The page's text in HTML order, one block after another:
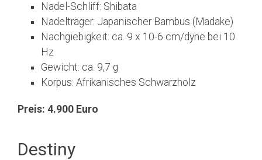
Nadel-Schliff: Shibata
Nadelträger: Japanischer Bambus (Madake)
Nachgiebigkeit: ca. 9 x 10-6 cm/dyne bei 10
Hz
Gewicht: ca. 9,7 g
Korpus: Afrikanisches Schwarzholz
Preis: 4.900 Euro
Destiny